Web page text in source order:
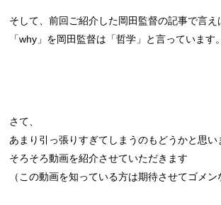
そして、前回ご紹介した岡田監督の記事で言え
「why」を岡田監督は「哲学」と言っています。
さて、
あまり引っ張りすぎてしまうのもどうかと思い
そろそろ動画を紹介させていただきます
（この動画を知っている方は期待させてゴメン